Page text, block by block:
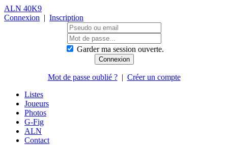
ALN 40K9
Connexion | Inscription
Garder ma session ouverte.
Mot de passe oublié ?| Créer un compte
Listes
Joueurs
Photos
G-Fig
ALN
Contact